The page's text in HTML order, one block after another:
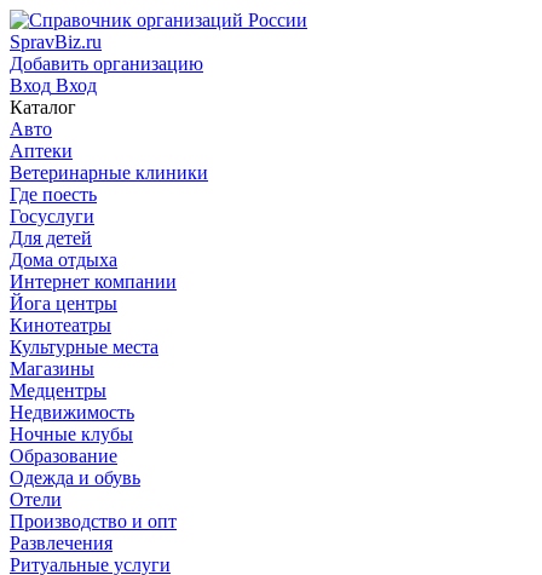
SpravBiz.ru
Добавить организацию
Вход Вход
Каталог
Авто
Аптеки
Ветеринарные клиники
Где поесть
Госуслуги
Для детей
Дома отдыха
Интернет компании
Йога центры
Кинотеатры
Культурные места
Магазины
Медцентры
Недвижимость
Ночные клубы
Образование
Одежда и обувь
Отели
Производство и опт
Развлечения
Ритуальные услуги